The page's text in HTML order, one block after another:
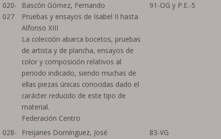
020-
027
Bascón Gómez, Fernando
Pruebas y ensayos de Isabel II hasta
Alfonso XIII
La colección abarca bocetos, pruebas
de artista y de plancha, ensayos de
color y composición relativos al
periodo indicado, siendo muchas de
ellas piezas únicas conocidas dado el
carácter reducido de este tipo de
material.
Federación Centro
91-OG y P.E.-5
028-
Freijanes Domínguez, José
83-VG